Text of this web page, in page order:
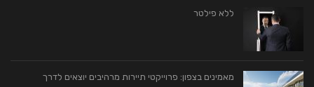
ללא פילטר
מאמינים בצפון: פרוייקטי תיירות מרהיבים יוצאים לדרך